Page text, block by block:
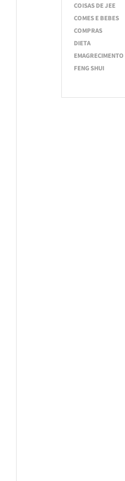
COISAS DE JEE
COMES E BEBES
COMPRAS
DIETA
EMAGRECIMENTO
FENG SHUI